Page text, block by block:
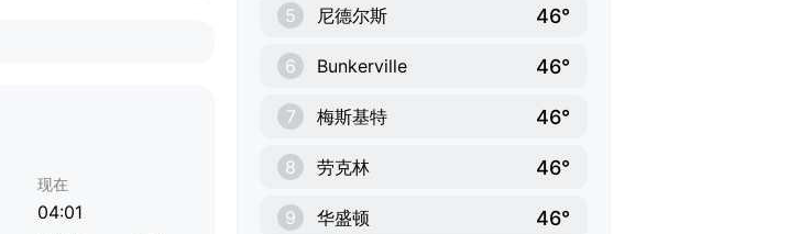
现在
04:01
5 尼德尔斯 46°
6 Bunkerville 46°
7 梅斯基特 46°
8 劳克林 46°
9 华盛顿 46°